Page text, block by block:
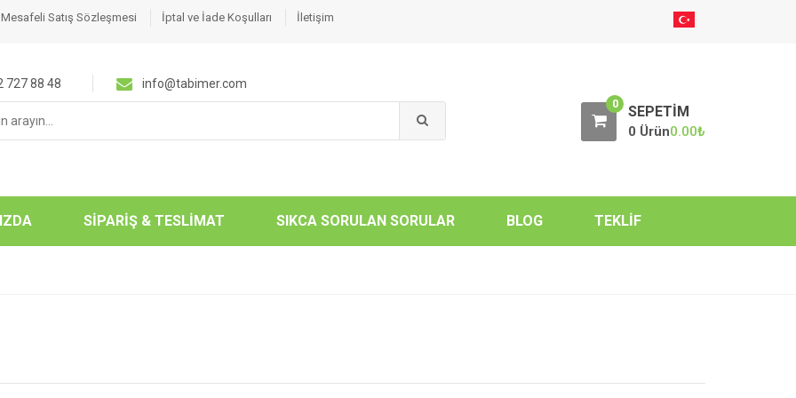
Mesafeli Satış Sözleşmesi İptal ve İade Koşulları İletişim
727 88 48 info@tabimer.com
0 SEPETIM
0 Ürün0.00₺
SİPARİŞ & TESLİMAT SIKCA SORULAN SORULAR BLOG TEKLIF